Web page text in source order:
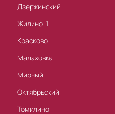
Дзержинский
Жилино-1
Красково
Малаховка
Мирный
Октябрьский
Томилино